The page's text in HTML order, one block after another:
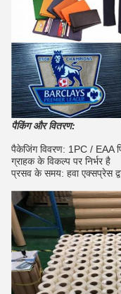
पैकिंग और वितरण:
पैकेजिंग विवरण: 1PC / EAA
ग्राहक के विकल्प पर निर्भर है
प्रसव के समय: हवा एक्सप्रेस